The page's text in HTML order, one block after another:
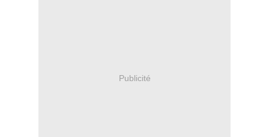
Publicité